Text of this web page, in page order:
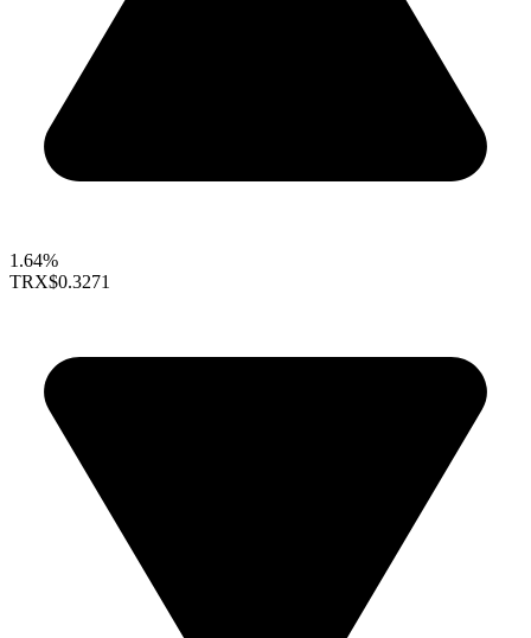
1.64%
TRX$0.3271